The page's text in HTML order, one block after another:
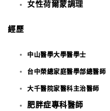
女性荷爾蒙調理
經歷
中山醫學大學醫學士
台中榮總家庭醫學部總醫師
大千醫院家醫科主治醫師
肥胖症專科醫師